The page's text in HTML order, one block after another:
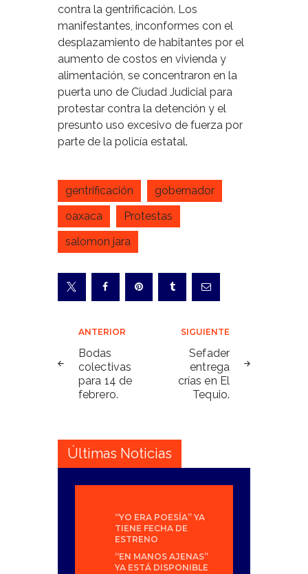
contra la gentrificación. Los
manifestantes, inconformes con el
desplazamiento de habitantes por el
aumento de costos en vivienda y
alimentación, se concentraron en la
puerta uno de Ciudad Judicial para
protestar contra la detención y el
presunto uso excesivo de fuerza por
parte de la policía estatal.
gentrificación
gobernador
oaxaca
Protestas
salomon jara
Navegación
de
entradas
ANTERIOR
Bodas
colectivas
para 14 de
febrero.
SIGUIENTE
Sefader
entrega
crías en El
Tequio.
Últimas Noticias
“YO ERA POESÍA” YA
TIENE FECHA DE
ESTRENO
“EN MANOS AJENAS”
YA ESTÁ DISPONIBLE